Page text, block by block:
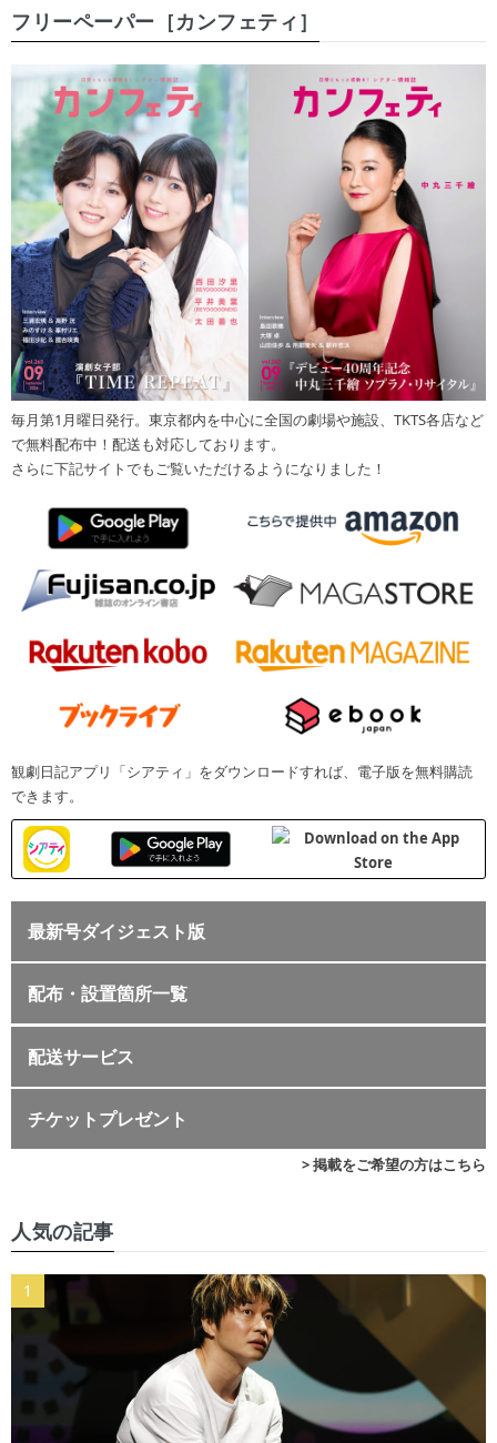
フリーペーパー［カンフェティ］
毎月第1月曜日発行。東京都内を中心に全国の劇場や施設、TKTS各店など
で無料配布中！配送も対応しております。
さらに下記サイトでもご覧いただけるようになりました！
観劇日記アプリ「シアティ」をダウンロードすれば、電子版を無料購読
できます。
最新号ダイジェスト版
配布・設置箇所一覧
配送サービス
チケットプレゼント
> 掲載をご希望の方はこちら
人気の記事